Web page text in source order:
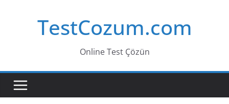
TestCozum.com
Online Test Çözün